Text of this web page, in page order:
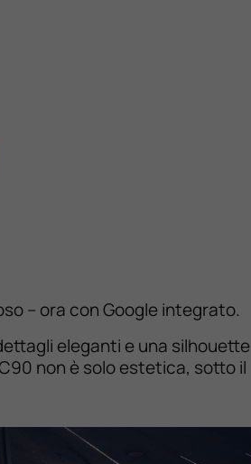
– ora con Google integrato.
eleganti e una silhouette
non è solo estetica, sotto il